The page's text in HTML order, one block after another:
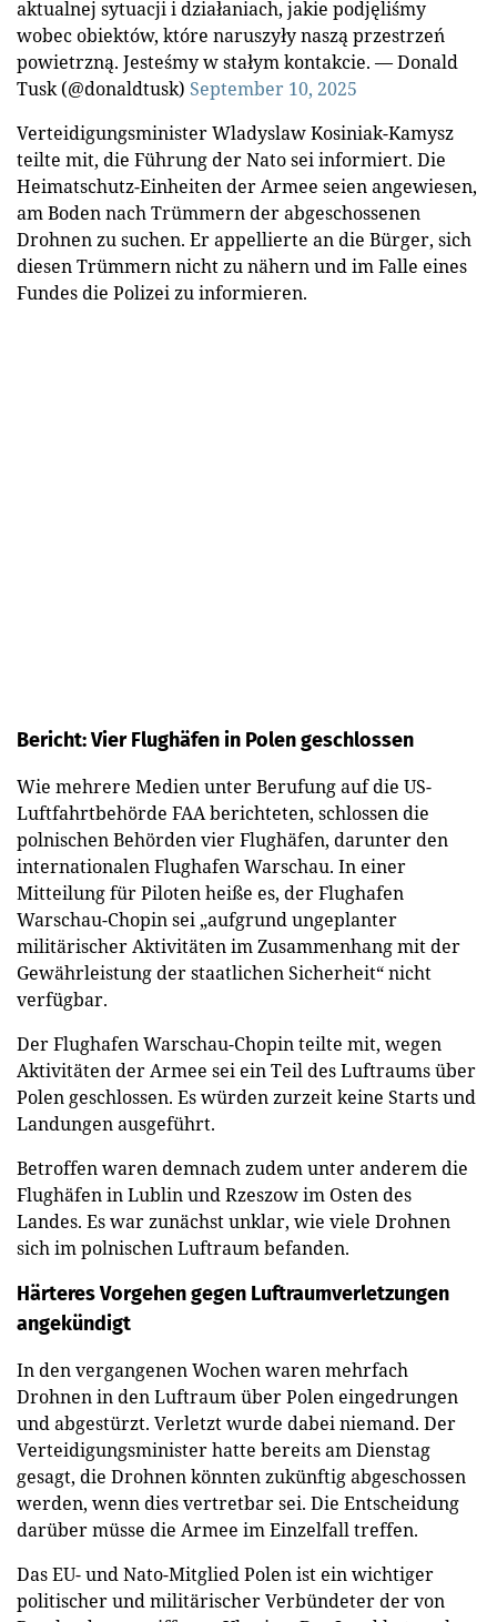
aktualnej sytuacji i działaniach, jakie podjęliśmy
wobec obiektów, które naruszyły naszą przestrzeń
powietrzną. Jesteśmy w stałym kontakcie. — Donald
Tusk (@donaldtusk) September 10, 2025
Verteidigungsminister Wladyslaw Kosiniak-Kamysz
teilte mit, die Führung der Nato sei informiert. Die
Heimatschutz-Einheiten der Armee seien angewiesen,
am Boden nach Trümmern der abgeschossenen
Drohnen zu suchen. Er appellierte an die Bürger, sich
diesen Trümmern nicht zu nähern und im Falle eines
Fundes die Polizei zu informieren.
Bericht: Vier Flughäfen in Polen geschlossen
Wie mehrere Medien unter Berufung auf die US-
Luftfahrtbehörde FAA berichteten, schlossen die
polnischen Behörden vier Flughäfen, darunter den
internationalen Flughafen Warschau. In einer
Mitteilung für Piloten heiße es, der Flughafen
Warschau-Chopin sei „aufgrund ungeplanter
militärischer Aktivitäten im Zusammenhang mit der
Gewährleistung der staatlichen Sicherheit“ nicht
verfügbar.
Der Flughafen Warschau-Chopin teilte mit, wegen
Aktivitäten der Armee sei ein Teil des Luftraums über
Polen geschlossen. Es würden zurzeit keine Starts und
Landungen ausgeführt.
Betroffen waren demnach zudem unter anderem die
Flughäfen in Lublin und Rzeszow im Osten des
Landes. Es war zunächst unklar, wie viele Drohnen
sich im polnischen Luftraum befanden.
Härteres Vorgehen gegen Luftraumverletzungen
angekündigt
In den vergangenen Wochen waren mehrfach
Drohnen in den Luftraum über Polen eingedrungen
und abgestürzt. Verletzt wurde dabei niemand. Der
Verteidigungsminister hatte bereits am Dienstag
gesagt, die Drohnen könnten zukünftig abgeschossen
werden, wenn dies vertretbar sei. Die Entscheidung
darüber müsse die Armee im Einzelfall treffen.
Das EU- und Nato-Mitglied Polen ist ein wichtiger
politischer und militärischer Verbündeter der von